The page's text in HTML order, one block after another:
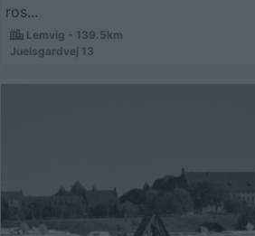
ros...
Lemvig - 139.5km
Juelsgardvej 13